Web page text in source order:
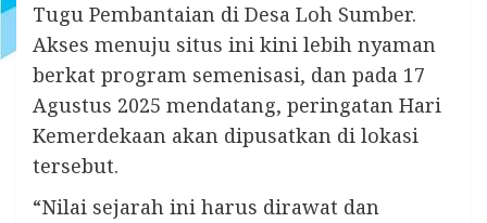
Tugu Pembantaian di Desa Loh Sumber.
Akses menuju situs ini kini lebih nyaman
berkat program semenisasi, dan pada 17
Agustus 2025 mendatang, peringatan Hari
Kemerdekaan akan dipusatkan di lokasi
tersebut.
“Nilai sejarah ini harus dirawat dan